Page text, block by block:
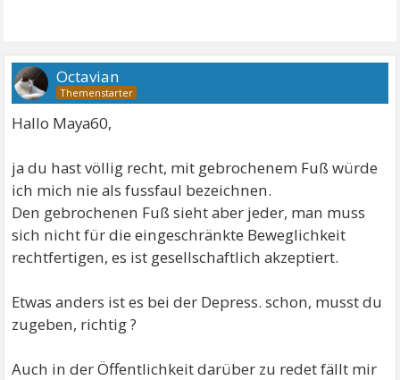
Octavian
Hallo Maya60,
ja du hast völlig recht, mit gebrochenem Fuß würde
ich mich nie als fussfaul bezeichnen.
Den gebrochenen Fuß sieht aber jeder, man muss
sich nicht für die eingeschränkte Beweglichkeit
rechtfertigen, es ist gesellschaftlich akzeptiert.
Etwas anders ist es bei der Depress. schon, musst du
zugeben, richtig ?
Auch in der Öffentlichkeit darüber zu redet fällt mir